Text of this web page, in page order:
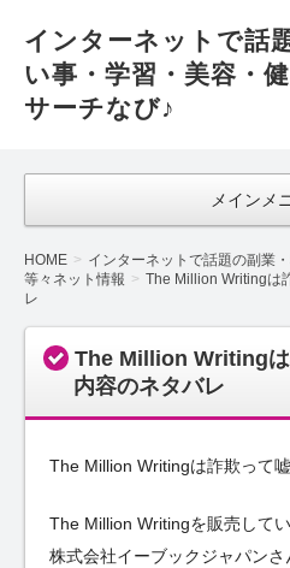
インターネットで話
い事・学習・美容・
サーチなび♪
メインメ
HOME
インターネットで話題の副業
等々ネット情報
The Million Writingは
レ
The Million Writingは
内容のネタバレ
The Million Writingは詐欺って
The Million Writingを販売して
株式会社イーブックジャパンさ